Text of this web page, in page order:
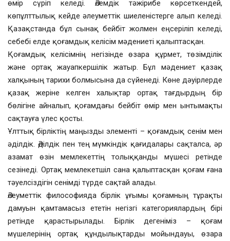
өмір сүріп келеді. Әлемдік тәжірибе көрсеткендей,
көпұлттылық кейде әлеуметтік шиеленістерге алып келеді.
Қазақстанда бұл сынақ бейбіт жолмен еңсеріліп келеді,
себебі елде қоғамдық келісім мәдениеті қалыптасқан.
Қоғамдық келісімнің негізінде өзара құрмет, төзімділік
және ортақ жауапкершілік жатыр. Бұл мәдениет қазақ
халқының тарихи болмысына да сүйенеді. Көне дәуірлерде
қазақ жеріне келген халықтар ортақ тағдырдың бір
бөлігіне айналып, қоғамдағы бейбіт өмір мен ынтымақты
сақтауға үлес қосты.
Ұлттық бірліктің маңызды элементі – қоғамдық сенім мен
әділдік. Әділдік пен тең мүмкіндік қағидалары сақталса, әр
азамат өзін мемлекеттің толыққанды мүшесі ретінде
сезінеді. Ортақ мемлекетшіл сана қалыптасқан қоғам ғана
тәуелсіздігін сенімді түрде сақтай алады.
Әлеуметтік философияда бірлік ұғымы қоғамның тұрақты
дамуын қамтамасыз ететін негізгі категориялардың бірі
ретінде қарастырылады. Бірлік дегеніміз – қоғам
мүшелерінің ортақ құндылықтарды мойындауы, өзара